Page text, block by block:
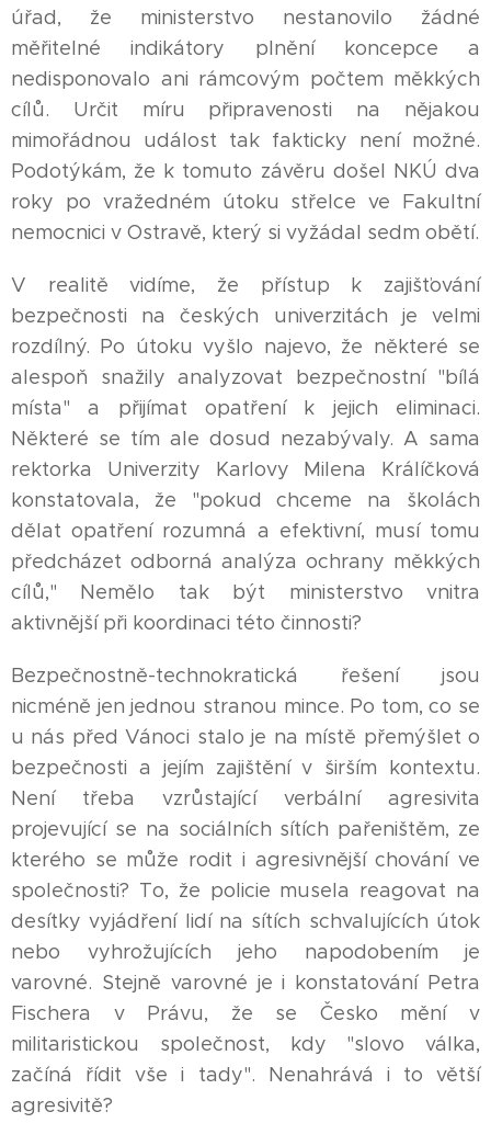
úřad, že ministerstvo nestanovilo žádné
měřitelné indikátory plnění koncepce a
nedisponovalo ani rámcovým počtem měkkých
cílů. Určit míru připravenosti na nějakou
mimořádnou událost tak fakticky není možné.
Podotýkám, že k tomuto závěru došel NKÚ dva
roky po vražedném útoku střelce ve Fakultní
nemocnici v Ostravě, který si vyžádal sedm obětí.
V realitě vidíme, že přístup k zajišťování
bezpečnosti na českých univerzitách je velmi
rozdílný. Po útoku vyšlo najevo, že některé se
alespoň snažily analyzovat bezpečnostní "bílá
místa" a přijímat opatření k jejich eliminaci.
Některé se tím ale dosud nezabývaly. A sama
rektorka Univerzity Karlovy Milena Králíčková
konstatovala, že "pokud chceme na školách
dělat opatření rozumná a efektivní, musí tomu
předcházet odborná analýza ochrany měkkých
cílů," Nemělo tak být ministerstvo vnitra
aktivnější při koordinaci této činnosti?
Bezpečnostně-technokratická řešení jsou
nicméně jen jednou stranou mince. Po tom, co se
u nás před Vánoci stalo je na místě přemýšlet o
bezpečnosti a jejím zajištění v širším kontextu.
Není třeba vzrůstající verbální agresivita
projevující se na sociálních sítích pařeništěm, ze
kterého se může rodit i agresivnější chování ve
společnosti? To, že policie musela reagovat na
desítky vyjádření lidí na sítích schvalujících útok
nebo vyhrožujících jeho napodobením je
varovné. Stejně varovné je i konstatování Petra
Fischera v Právu, že se Česko mění v
militaristickou společnost, kdy "slovo válka,
začíná řídit vše i tady". Nenahrává i to větší
agresivitě?